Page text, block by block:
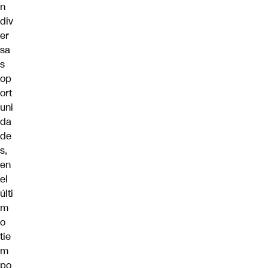
n
div
er
sa
s
op
ort
uni
da
de
s,
en
el
últi
m
o
tie
m
po